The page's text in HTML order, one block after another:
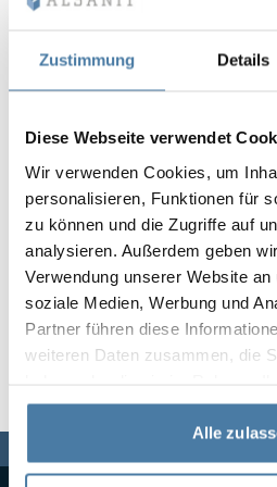
Zustimmung Details
Diese Webseite verwendet
Wir verwenden Cookies, um
personalisieren, Funktionen für
zu können und die Zugriffe auf
analysieren. Außerdem geben
Verwendung unserer Website
soziale Medien, Werbung und
Partner führen diese
weiteren Daten zusammen, die
gesammelt haben.
Alle